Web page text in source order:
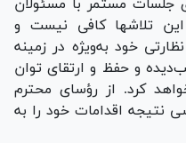
جلسات مستمر با مسئولان
این تلاشها کافی نیست و
خود به‌ویژه در زمینه
و حفظ و ارتقای توان
کرد. از رؤسای محترم
اقدامات خود را به